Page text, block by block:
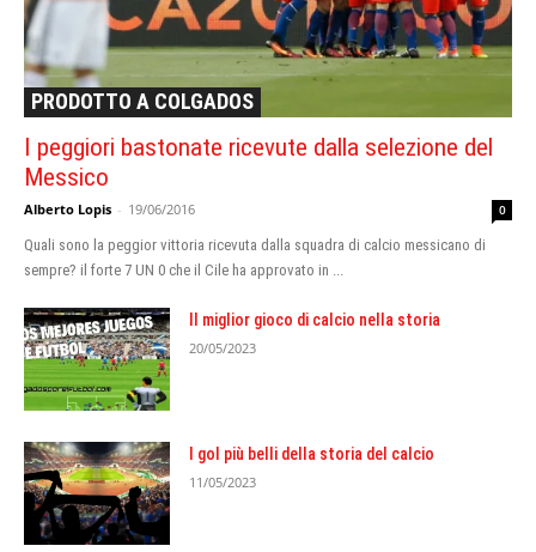
PRODOTTO A COLGADOS
I peggiori bastonate ricevute dalla selezione del
Messico
Alberto Lopis - 19/06/2016 0
Quali sono la peggior vittoria ricevuta dalla squadra di calcio messicano di
sempre? il forte 7 UN 0 che il Cile ha approvato in ...
Il miglior gioco di calcio nella storia
20/05/2023
I gol più belli della storia del calcio
11/05/2023